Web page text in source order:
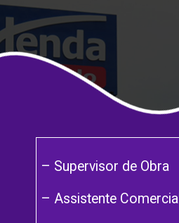
– Supervisor de Obra
– Assistente Comercial